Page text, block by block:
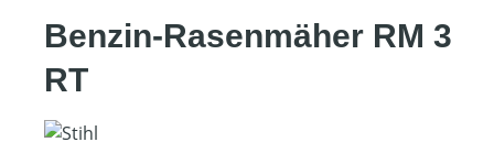
Benzin-Rasenmäher RM 3
RT